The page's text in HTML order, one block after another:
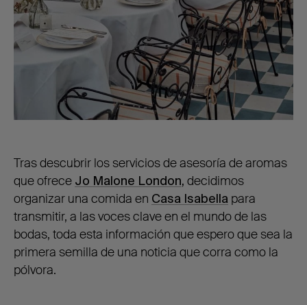
Tras descubrir los servicios de asesoría de aromas
que ofrece Jo Malone London, decidimos
organizar una comida en Casa Isabella para
transmitir, a las voces clave en el mundo de las
bodas, toda esta información que espero que sea la
primera semilla de una noticia que corra como la
pólvora.